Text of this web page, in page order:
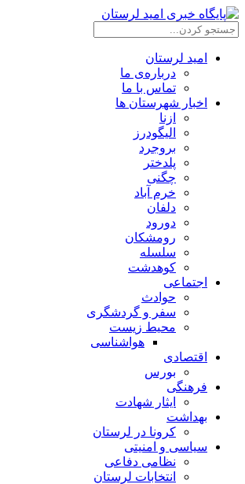
امید لرستان
درباره‌ی ما
تماس با ما
اخبار شهرستان ها
ازنا
الیگودرز
بروجرد
پلدختر
چگنی
خرم آباد
دلفان
دورود
رومشکان
سلسله
کوهدشت
اجتماعی
حوادث
سفر و گردشگری
محیط زیست
هواشناسی
اقتصادی
بورس
فرهنگی
ایثار شهادت
بهداشت
کرونا در لرستان
سیاسی و امنیتی
نظامی دفاعی
انتخابات لرستان